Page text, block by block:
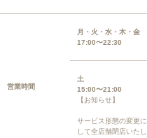
営業時間
月・火・水・木・金
17:00〜22:30
土
15:00〜21:00
【お知らせ】
サービス形態の変更
して全店舗閉店いたし